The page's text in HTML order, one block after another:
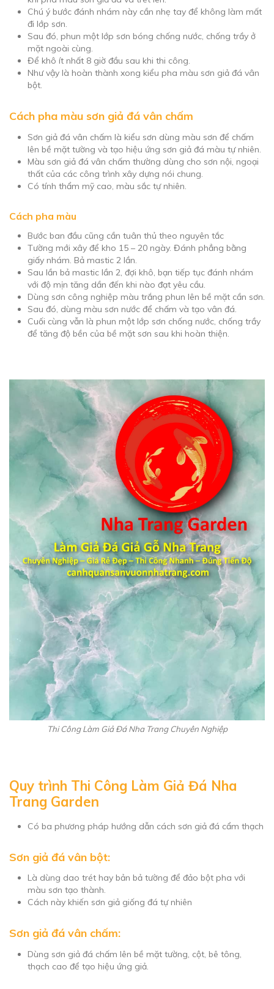
Chú ý bước đánh nhám này cần nhẹ tay để không làm mất
đi lớp sơn.
Sau đó, phun một lớp sơn bóng chống nước, chống trầy ở
mặt ngoài cùng.
Để khô ít nhất 8 giờ đầu sau khi thi công.
Như vậy là hoàn thành xong kiểu pha màu sơn giả đá vân
bột.
Cách pha màu sơn giả đá vân chấm
Sơn giả đá vân chấm là kiểu sơn dùng màu sơn để chấm
lên bề mặt tường và tạo hiệu ứng sơn giả đá màu tự nhiên.
Màu sơn giả đá vân chấm thường dùng cho sơn nội, ngoại
thất của các công trình xây dựng nói chung.
Có tính thẩm mỹ cao, màu sắc tự nhiên.
Cách pha màu
Bước ban đầu cũng cần tuân thủ theo nguyên tắc
Tường mới xây để kho 15 – 20 ngày. Đánh phẳng bằng
giấy nhám. Bả mastic 2 lần.
Sau lần bả mastic lần 2, đợi khô, bạn tiếp tục đánh nhám
với độ mịn tăng dần đến khi nào đạt yêu cầu.
Dùng sơn công nghiệp màu trắng phun lên bề mặt cần sơn.
Sau đó, dùng màu sơn nước để chấm và tạo vân đá.
Cuối cùng vẫn là phun một lớp sơn chống nước, chống trầy
để tăng độ bền của bề mặt sơn sau khi hoàn thiện.
Thi Công Làm Giả Đá Nha Trang Chuyên Nghiệp
Quy trình Thi Công Làm Giả Đá Nha
Trang Garden
Có ba phương pháp hướng dẫn cách sơn giả đá cẩm thạch
Sơn giả đá vân bột:
Là dùng dao trét hay bản bả tường để đảo bột pha với
màu sơn tạo thành.
Cách này khiến sơn giả giống đá tự nhiên
Sơn giả đá vân chấm:
Dùng sơn giả đá chấm lên bề mặt tường, cột, bê tông,
thạch cao để tạo hiệu ứng giả.